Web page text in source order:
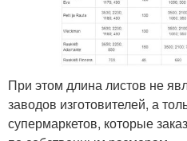
При этом длина листов не
заводов изготовителей, а
супермаркетов, которые